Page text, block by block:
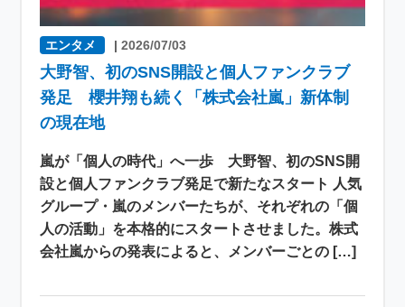
エンタメ |2026/07/03
大野智、初のSNS開設と個人ファンクラブ
発足 櫻井翔も続く「株式会社嵐」新体制
の現在地
嵐が「個人の時代」へ一歩 大野智、初のSNS開
設と個人ファンクラブ発足で新たなスタート 人気
グループ・嵐のメンバーたちが、それぞれの「個
人の活動」を本格的にスタートさせました。株式
会社嵐からの発表によると、メンバーごとの […]